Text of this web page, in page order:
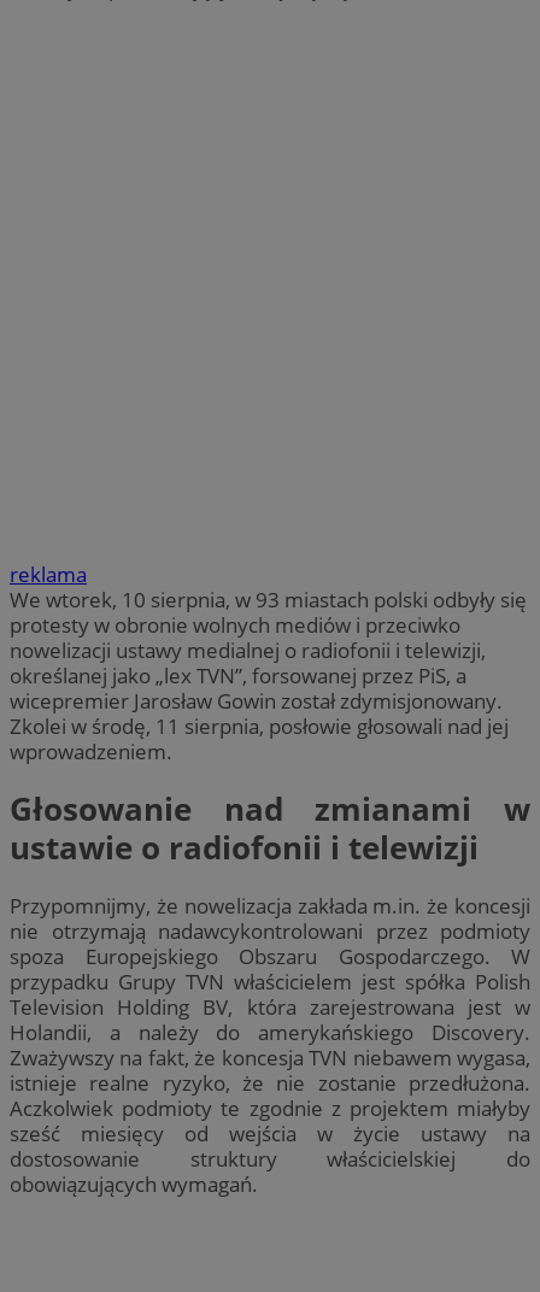
reklama
We wtorek, 10 sierpnia, w 93 miastach polski odbyły się
protesty w obronie wolnych mediów i przeciwko
nowelizacji ustawy medialnej o radiofonii i telewizji,
określanej jako „lex TVN”, forsowanej przez PiS, a
wicepremier Jarosław Gowin został zdymisjonowany.
Zkolei w środę, 11 sierpnia, posłowie głosowali nad jej
wprowadzeniem.
Głosowanie nad zmianami w
ustawie o radiofonii i telewizji
Przypomnijmy, że nowelizacja zakłada m.in. że koncesji
nie otrzymają nadawcykontrolowani przez podmioty
spoza Europejskiego Obszaru Gospodarczego. W
przypadku Grupy TVN właścicielem jest spółka Polish
Television Holding BV, która zarejestrowana jest w
Holandii, a należy do amerykańskiego Discovery.
Zważywszy na fakt, że koncesja TVN niebawem wygasa,
istnieje realne ryzyko, że nie zostanie przedłużona.
Aczkolwiek podmioty te zgodnie z projektem miałyby
sześć miesięcy od wejścia w życie ustawy na
dostosowanie struktury właścicielskiej do
obowiązujących wymagań.